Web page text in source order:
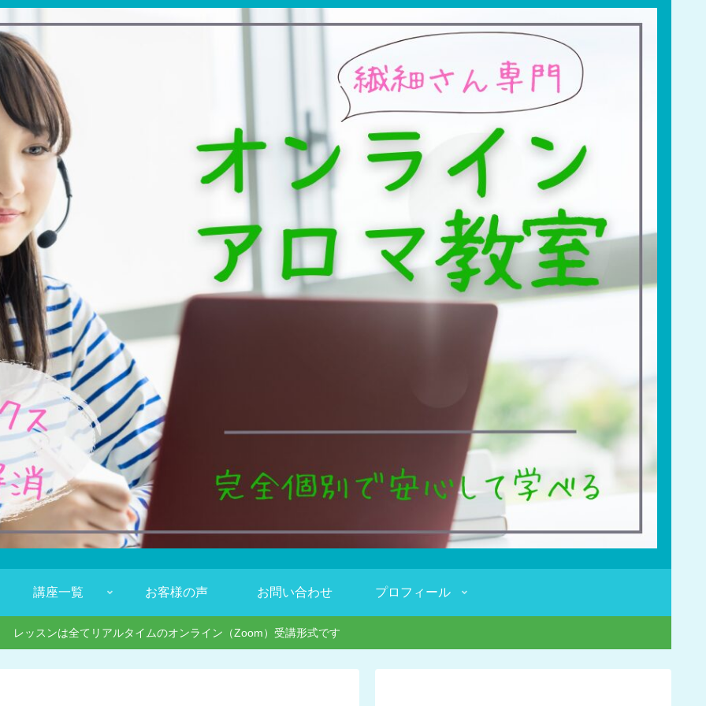
講座一覧 お客様の声 お問い合わせ プロフィール
レッスンは全てリアルタイムのオンライン（Zoom）受講形式です